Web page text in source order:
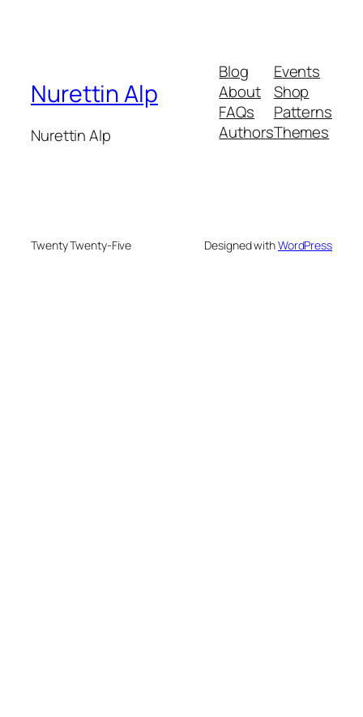
Nurettin Alp
Nurettin Alp
Blog
About
FAQs
Authors
Events
Shop
Patterns
Themes
Twenty Twenty-Five Designed withWordPress